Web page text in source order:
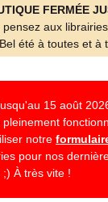
FERMÉE
pensez aux
été à toutes et à
15 août
notre
pour nos
À très vite !